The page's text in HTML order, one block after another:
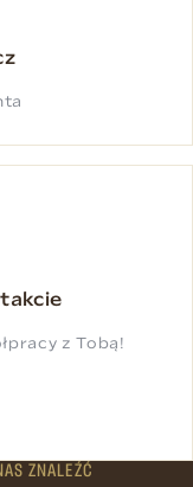
z Tobą!
ZNALEŹĆ